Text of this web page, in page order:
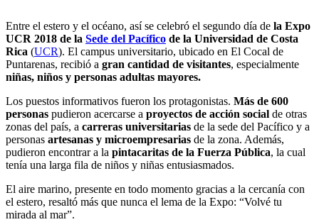
Entre el estero y el océano, así se celebró el segundo día de la Expo
UCR 2018 de la Sede del Pacífico de la Universidad de Costa
Rica (UCR). El campus universitario, ubicado en El Cocal de
Puntarenas, recibió a gran cantidad de visitantes, especialmente
niñas, niños y personas adultas mayores.
Los puestos informativos fueron los protagonistas. Más de 600
personas pudieron acercarse a proyectos de acción social de otras
zonas del país, a carreras universitarias de la sede del Pacífico y a
personas artesanas y microempresarias de la zona. Además,
pudieron encontrar a la pintacaritas de la Fuerza Pública, la cual
tenía una larga fila de niños y niñas entusiasmados.
El aire marino, presente en todo momento gracias a la cercanía con
el estero, resaltó más que nunca el lema de la Expo: “Volvé tu
mirada al mar”.